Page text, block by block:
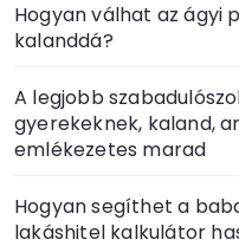
Hogyan válhat az ágyi
kalanddá?
A legjobb
gyerekeknek, kaland,
emlékezetes marad
Hogyan segíthet a
lakáshitel kalkulátor